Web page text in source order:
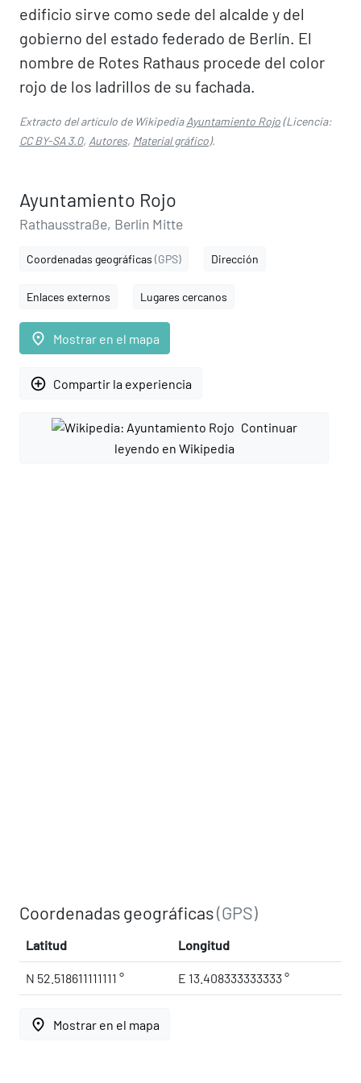
edificio sirve como sede del alcalde y del
gobierno del estado federado de Berlín. El
nombre de Rotes Rathaus procede del color
rojo de los ladrillos de su fachada.
Extracto del artículo de WikipediaAyuntamiento Rojo(Licencia:
CC BY-SA 3.0, Autores, Material gráfico).
Ayuntamiento Rojo
Rathausstraße, Berlín Mitte
Coordenadas geográficas (GPS) Dirección
Enlaces externos Lugares cercanos
place Mostrar en el mapa
add_circle_outline Compartir la experiencia
Continuar
leyendo en Wikipedia
Coordenadas geográficas(GPS)
Latitud Longitud
N 52.518611111111 ° E 13.408333333333 °
place Mostrar en el mapa